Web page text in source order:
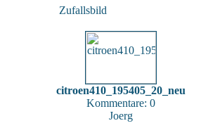
Zufallsbild
citroen410_195405_20_neu
Kommentare: 0
Joerg